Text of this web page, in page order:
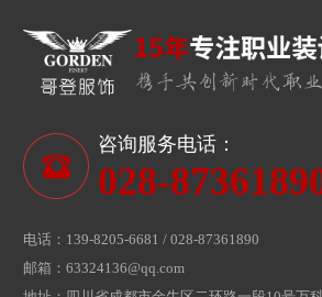
咨询服务电话：
028-
电话：139-8205-6681 / 028-87361890
邮箱：63324136@qq.com